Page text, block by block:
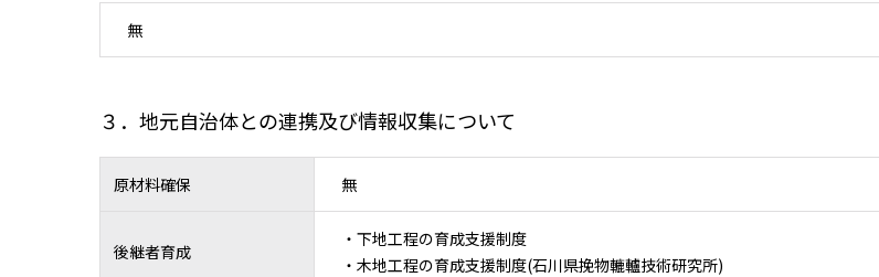
無
３．地元自治体との連携及び情報収集について
原材料確保 無
後継者育成
・下地工程の育成支援制度
・木地工程の育成支援制度(石川県挽物轆轤技術研究所)